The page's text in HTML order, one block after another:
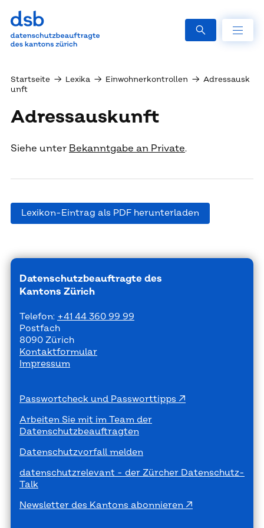
Startseite → Lexika → Einwohnerkontrollen → Adressausk
unft
Adressauskunft
Siehe unter Bekanntgabe an Private.
Lexikon-Eintrag als PDF herunterladen
Datenschutzbeauftragte des
Kantons Zürich
Telefon: +41 44 360 99 99
Postfach
8090 Zürich
Kontaktformular
Impressum
Passwortcheck und Passworttipps
Arbeiten Sie mit im Team der
Datenschutzbeauftragten
Datenschutzvorfall melden
datenschutzrelevant - der Zürcher Datenschutz-
Talk
Newsletter des Kantons abonnieren